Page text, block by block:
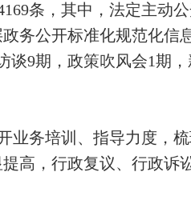
条，其中，法定主动
务公开标准化规范化信
9期，政策吹风会1期，
业务培训、指导力度，
高，行政复议、行政诉